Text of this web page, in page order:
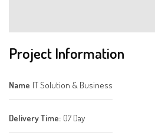
Project Information
Name IT Solution & Business
Delivery Time: 07 Day